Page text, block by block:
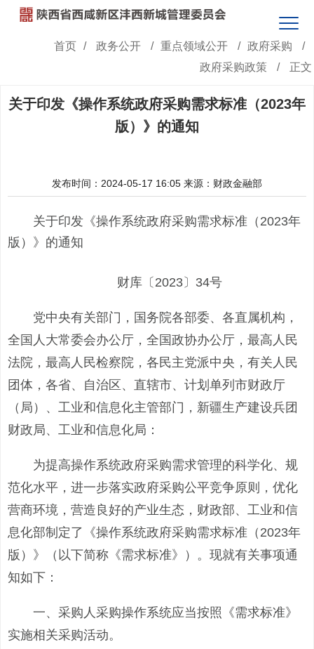
首页 / 政务公开 / 重点领域公开 / 政府采购
/
政府采购政策
/ 正文
关于印发《操作系统政府采购需求标准（2023年
版）》的通知
发布时间：2024-05-17 16:05 来源：财政金融部
关于印发《操作系统政府采购需求标准（2023年
版）》的通知
财库〔2023〕34号
党中央有关部门，国务院各部委、各直属机构，
全国人大常委会办公厅，全国政协办公厅，最高人民
法院，最高人民检察院，各民主党派中央，有关人民
团体，各省、自治区、直辖市、计划单列市财政厅
（局）、工业和信息化主管部门，新疆生产建设兵团
财政局、工业和信息化局：
为提高操作系统政府采购需求管理的科学化、规
范化水平，进一步落实政府采购公平竞争原则，优化
营商环境，营造良好的产业生态，财政部、工业和信
息化部制定了《操作系统政府采购需求标准（2023年
版）》（以下简称《需求标准》）。现就有关事项通
知如下：
一、采购人采购操作系统应当按照《需求标准》
实施相关采购活动。